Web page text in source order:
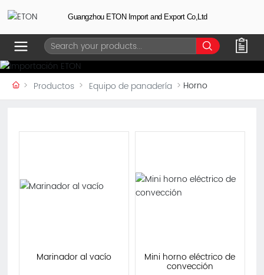
Guangzhou ETON Import and Export Co,Ltd
Productos Equipo de panadería Horno
Marinador al vacío Mini horno eléctrico de
convección